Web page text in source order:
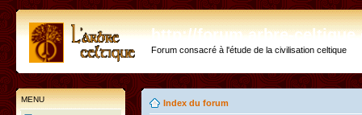
http://forum.arbre-
Forum consacré à l'étude de la civilisation celtique
MENU Index du forum